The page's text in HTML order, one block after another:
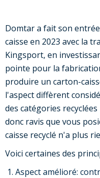
Domtar a fait son
caisse en 2023 avec la
Kingsport, en
pointe pour la
produire un carton-
l'aspect diffèrent
des catégories
donc ravis que vous
caisse recyclé n'a plus
Voici certaines des
Aspect amélioré: